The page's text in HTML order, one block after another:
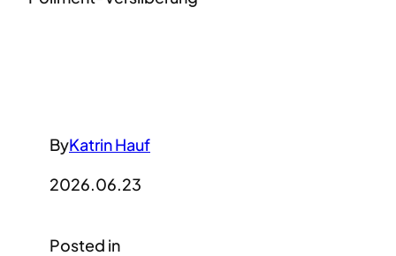
ByKatrin Hauf
2026.06.23
Posted in